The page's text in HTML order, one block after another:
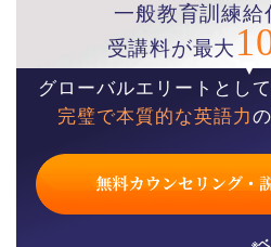
一般教育訓練給
受講料が最大
グローバルエリートとし
完璧で本質的な英語力
※